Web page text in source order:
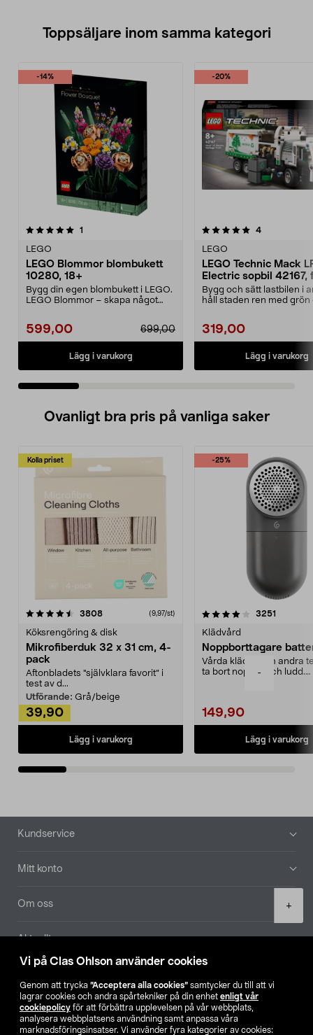
Vi på Clas Ohlson använder cookies
Genom att trycka ”Acceptera alla cookies” samtycker du till att vi
lagrar cookies och andra spårtekniker på din enhet enligt vår
cookiepolicy för att förbättra upplevelsen på vår webbplats,
analysera webbplatsens användning samt anpassa våra
marknadsföringsinsatser. Vi använder fyra kategorier av cookies:
-
+
Toppsäljare inom samma kategori
-14%
1
LEGO
LEGO Blommor blombukett
10280, 18+
Bygg din egen blombukett i LEGO.
LEGO Blommor – skapa något
599,00 699,00
Lägg i varukorg
-20%
5.0 av 5 stjärnor 4recensioner
LEGO
LEGO Technic Mack
Electric sopbil 42167,
år
Bygg och sätt lastbilen i
håll staden ren med grön
319,00
Lägg i varukorg
0.0 av 5 stjärnor
Ovanligt bra pris på vanliga saker
Kolla priset
3808recensioner (9,97/st)
Köksrengöring & disk
Mikrofiberduk 32 x 31 cm, 4-
pack
Aftonbladets "självklara favorit” i
test av d...
Utförande: Grå/beige
39,90
Lägg i varukorg
-25%
4.0av 5 stjärnor 3251
Klädvård
Noppborttagare
Vårda kläder och andra
ta bort noppor och ludd.
149,90
Lägg i varukorg
4.5av 5 stjärnor
Sidfot
Kundservice
Mitt konto
Om oss
Aktuellt
Hitta butik